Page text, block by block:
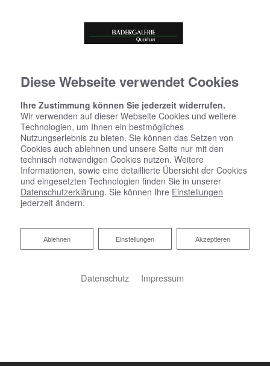
Diese Webseite verwendet Cookies
Ihre Zustimmung können Sie jederzeit widerrufen.
Wir verwenden auf dieser Webseite Cookies und weitere
Technologien, um Ihnen ein bestmögliches
Nutzungserlebnis zu bieten. Sie können das Setzen von
Cookies auch ablehnen und unsere Seite nur mit den
technisch notwendigen Cookies nutzen. Weitere
Informationen, sowie eine detaillierte Übersicht der Cookies
und eingesetzten Technologien finden Sie in unserer
Datenschutzerklärung. Sie können Ihre Einstellungen
jederzeit ändern.
Akzeptieren
Einstellungen
Ablehnen
Ablehnen
Datenschutz Impressum